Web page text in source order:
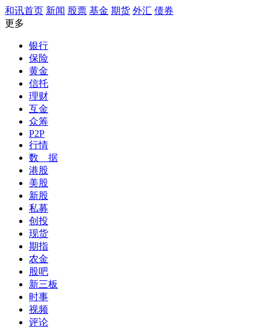
和讯首页 新闻 股票 基金 期货 外汇 债券
更多
银行
保险
黄金
信托
理财
互金
众筹
P2P
行情
数 据
港股
美股
新股
私募
创投
现货
期指
农金
股吧
新三板
时事
视频
评论